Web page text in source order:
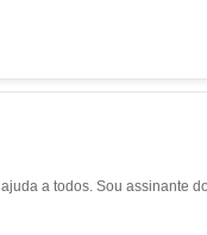
a todos. Sou assinante